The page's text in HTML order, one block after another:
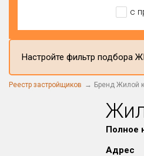
с
Настройте фильтр подбора
Реестр застройщиков Бренд Жилой
Полное
Адрес